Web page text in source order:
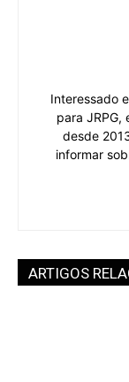
Interessado
para JRPG,
desde
informar
ARTIGOS